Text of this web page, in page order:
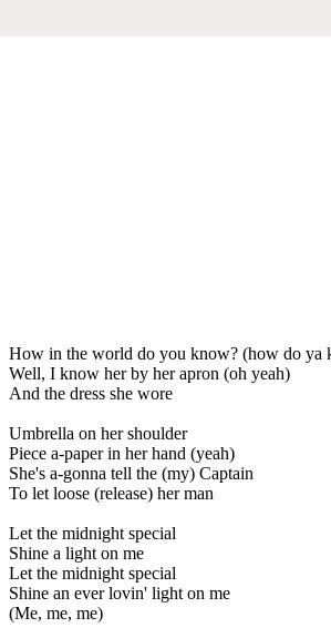
How in the world do you know? (how do ya
Well, I know her by her apron (oh yeah)
And the dress she wore
Umbrella on her shoulder
Piece a-paper in her hand (yeah)
She's a-gonna tell the (my) Captain
To let loose (release) her man
Let the midnight special
Shine a light on me
Let the midnight special
Shine an ever lovin' light on me
(Me, me, me)